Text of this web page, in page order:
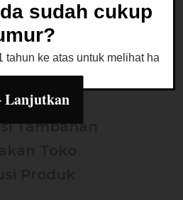
Tambahan
sudah cukup
tahun ke atas untuk melihat
Lanjutkan